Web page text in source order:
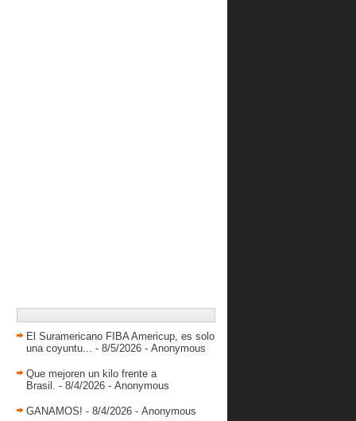
doblegó a Pastoras
Llaneros y acumula r...
Génesis Rivera salva importante
victoria de Caribe...
El Suramericano FIBA Americup, es solo
una coyuntu... - 8/5/2026 - Anonymous
Que mejoren un kilo frente a
Brasil. - 8/4/2026 - Anonymous
GANAMOS! - 8/4/2026 - Anonymous